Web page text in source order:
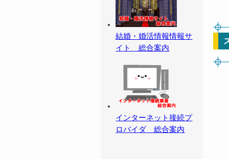
結婚・婚活情報情報サ
イト 総合案内
インターネット接続プ
ロバイダ 総合案内